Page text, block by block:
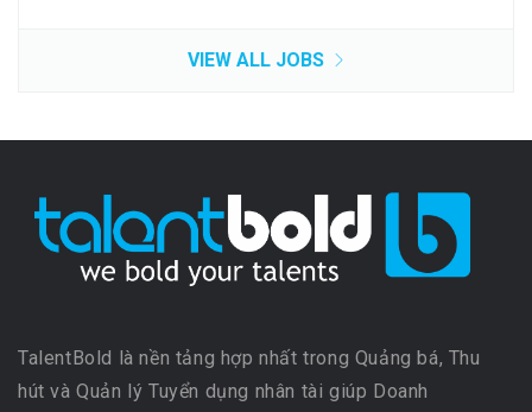
VIEW ALL JOBS
TalentBold là nền tảng hợp nhất trong Quảng bá, Thu
hút và Quản lý Tuyển dụng nhân tài giúp Doanh